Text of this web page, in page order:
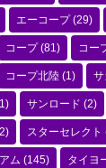
エーコープ(29)
コープ(81) コー
コープ北陸 (1)
サンロード (2)
スターセレクト
ム (145) タイヨ